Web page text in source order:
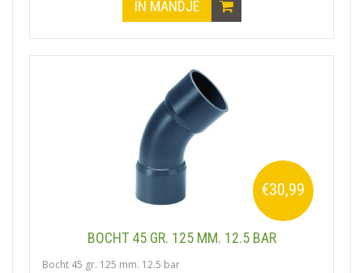
IN MANDJE
€30,99
BOCHT 45 GR. 125 MM. 12.5 BAR
Bocht 45 gr. 125 mm. 12.5 bar